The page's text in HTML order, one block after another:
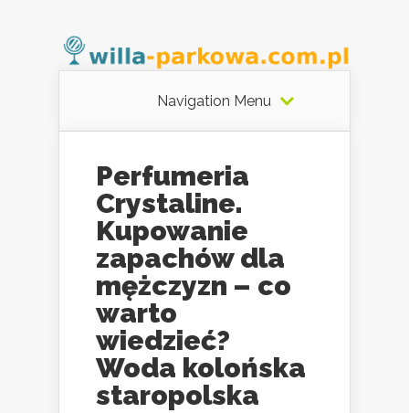
Navigation Menu
Perfumeria
Crystaline.
Kupowanie
zapachów dla
mężczyzn – co
warto
wiedzieć?
Woda kolońska
staropolska